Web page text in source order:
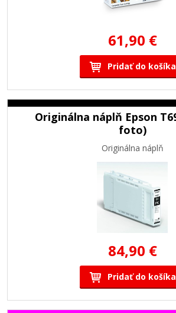
61,90 €
Pridať do košíka
Originálna náplň Epson
foto)
Originálna náplň
84,90 €
Pridať do košíka